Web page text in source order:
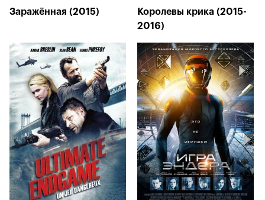
Заражённая (2015)
Королевы крика (2015-
2016)